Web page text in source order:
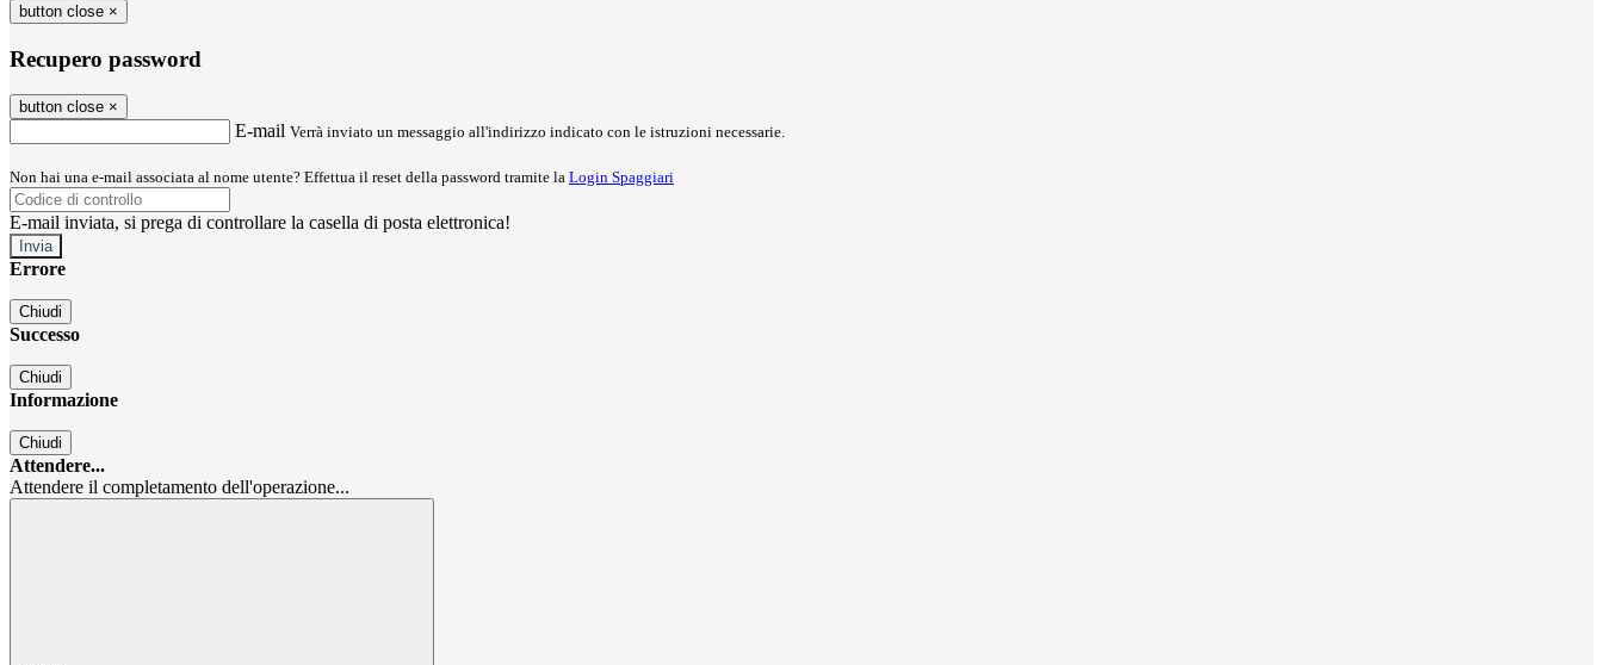
button close ×
Recupero password
button close ×
E-mail Verrà inviato un messaggio all'indirizzo indicato con le istruzioni necessarie.
Non hai una e-mail associata al nome utente? Effettua il reset della password tramite la Login Spaggiari
E-mail inviata, si prega di controllare la casella di posta elettronica!
Errore
Chiudi
Successo
Chiudi
Informazione
Chiudi
Attendere...
Attendere il completamento dell'operazione...